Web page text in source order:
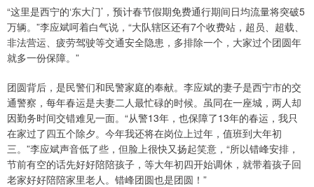
“这里是西宁的‘东大门’，预计春节假期免费通行期间日均流量将突破5
万辆。”李应斌呵着白气说，“大队辖区还有7个收费站，超员、超载、
非法营运、疲劳驾驶等交通安全隐患，多排除一个，大家过个团圆年
就多一份保障。”
团圆背后，是民警们和民警家庭的奉献。李应斌的妻子是西宁市的交
通警察，每年春运是夫妻二人最忙碌的时候。虽同在一座城，两人却
因勤务时间交错难见一面。“从警13年，也保障了13年的春运，我只
在家过了四五个除夕。今年我还将在岗位上过年，值班到大年初
三。”李应斌声音低了些，但脸上很快又扬起笑意，“所以错峰安排，
节前有空的话先好好陪陪孩子，等大年初四开始调休，就带着孩子回
老家好好陪陪家里老人。错峰团圆也是团圆！”